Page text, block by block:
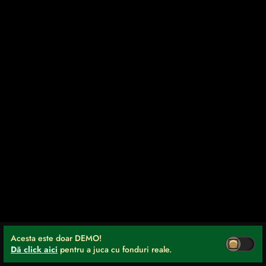
Acesta este doar DEMO!
Dă click aici pentru a juca cu fonduri reale.